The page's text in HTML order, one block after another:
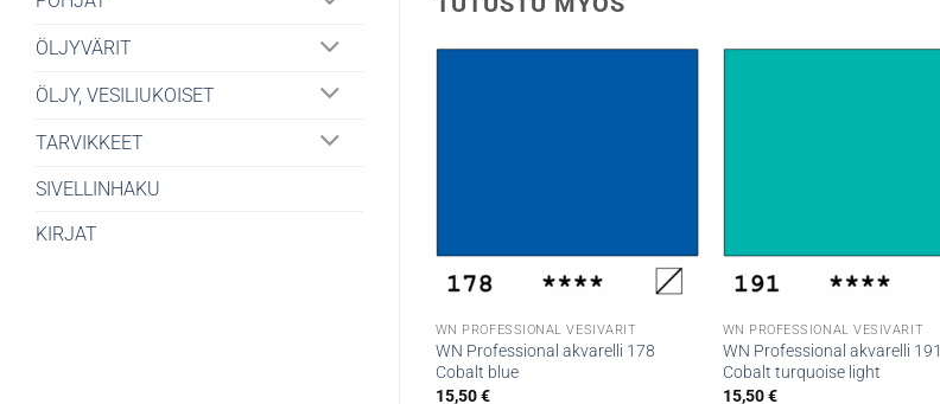
ÖLJYVÄRIT
ÖLJY, VESILIUKOISET
TARVIKKEET
SIVELLINHAKU
KIRJAT
WN PROFESSIONAL VESIVÄRIT
WN Professional akvarelli 178
Cobalt blue
15,50€
WN PROFESSIONAL VESIVÄRIT
WN Professional akvarelli 191
Cobalt turquoise light
15,50€